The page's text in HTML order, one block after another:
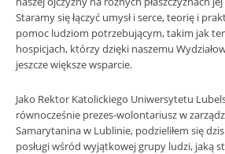
Staramy się łączyć umysł i serce, teorię i
pomoc ludziom potrzebującym, takim jak
hospicjach, którzy dzięki naszemu
jeszcze większe wsparcie.
Jako Rektor Katolickiego Uniwersytetu
równocześnie prezes-wolontariusz w
Samarytanina w Lublinie, podzieliłem się
posługi wśród wyjątkowej grupy ludzi, jaką